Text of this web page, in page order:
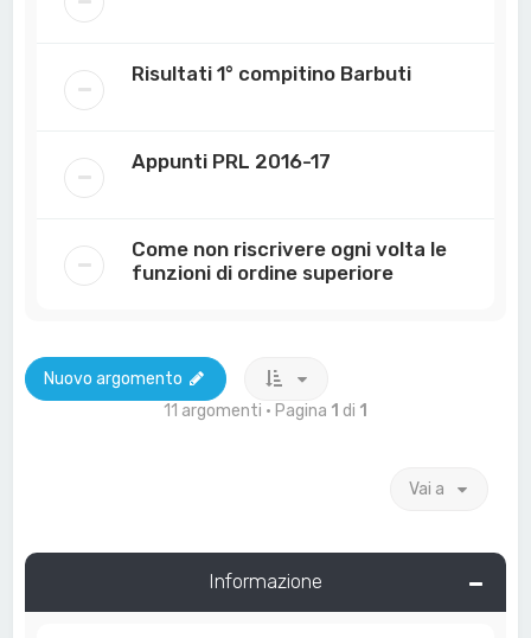
Risultati 1° compitino Barbuti
Appunti PRL 2016-17
Come non riscrivere ogni volta le
funzioni di ordine superiore
Nuovo argomento
11 argomenti • Pagina 1 di 1
Vai a
Informazione